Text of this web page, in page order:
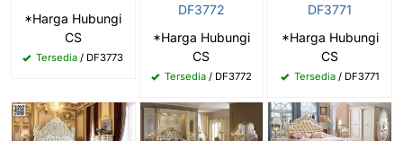
*Harga Hubungi
CS
Tersedia / DF3773
DF3772
*Harga Hubungi
CS
Tersedia/ DF3772
DF3771
*Harga Hubungi
CS
Tersedia/ DF3771